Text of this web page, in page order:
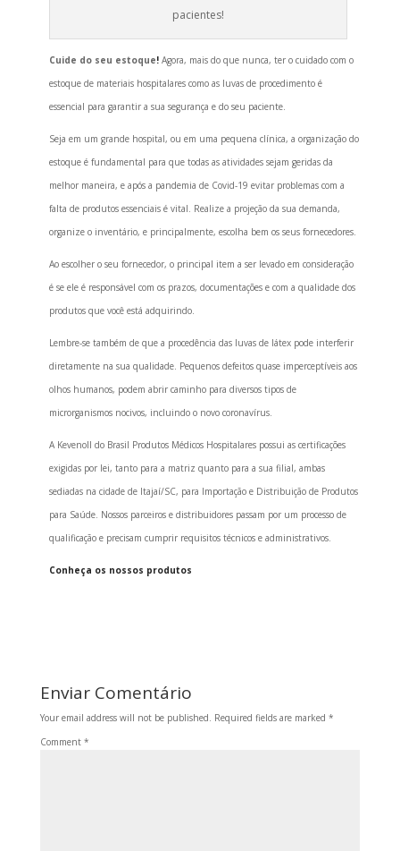
pacientes!
Cuide do seu estoque! Agora, mais do que nunca, ter o cuidado com o
estoque de materiais hospitalares como as luvas de procedimento é
essencial para garantir a sua segurança e do seu paciente.
Seja em um grande hospital, ou em uma pequena clínica, a organização do
estoque é fundamental para que todas as atividades sejam geridas da
melhor maneira, e após a pandemia de Covid-19 evitar problemas com a
falta de produtos essenciais é vital. Realize a projeção da sua demanda,
organize o inventário, e principalmente, escolha bem os seus fornecedores.
Ao escolher o seu fornecedor, o principal item a ser levado em consideração
é se ele é responsável com os prazos, documentações e com a qualidade dos
produtos que você está adquirindo.
Lembre-se também de que a procedência das luvas de látex pode interferir
diretamente na sua qualidade. Pequenos defeitos quase imperceptíveis aos
olhos humanos, podem abrir caminho para diversos tipos de
microrganismos nocivos, incluindo o novo coronavírus.
A Kevenoll do Brasil Produtos Médicos Hospitalares possui as certificações
exigidas por lei, tanto para a matriz quanto para a sua filial, ambas
sediadas na cidade de Itajaí/SC, para Importação e Distribuição de Produtos
para Saúde. Nossos parceiros e distribuidores passam por um processo de
qualificação e precisam cumprir requisitos técnicos e administrativos.
Conheça os nossos produtos
Enviar Comentário
Your email address will not be published. Required fields are marked *
Comment *